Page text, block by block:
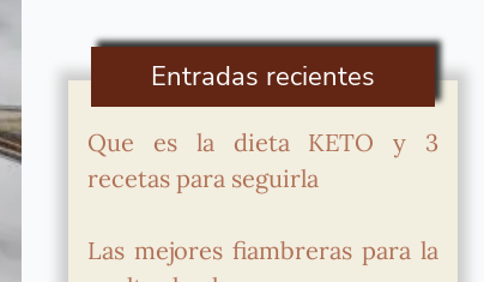
Entradas recientes
Que es la dieta KETO y 3
recetas para seguirla
Las mejores fiambreras para la